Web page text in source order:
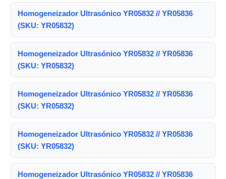
Homogeneizador Ultrasónico YR05832 // YR05836
(SKU: YR05832)
Homogeneizador Ultrasónico YR05832 // YR05836
(SKU: YR05832)
Homogeneizador Ultrasónico YR05832 // YR05836
(SKU: YR05832)
Homogeneizador Ultrasónico YR05832 // YR05836
(SKU: YR05832)
Homogeneizador Ultrasónico YR05832 // YR05836